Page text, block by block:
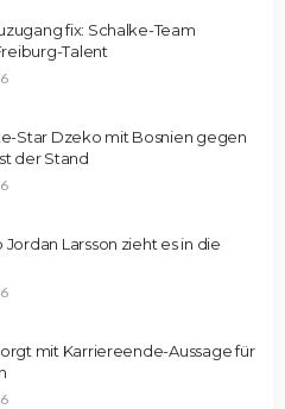
fix: Schalke-Team
Talent
Star Dzeko mit Bosnien gegen
der Stand
Larsson zieht es in die
mit Karriereende-Aussage für